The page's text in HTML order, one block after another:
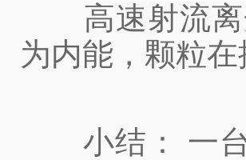
高速射流离
为内能，颗粒
小结： 一台